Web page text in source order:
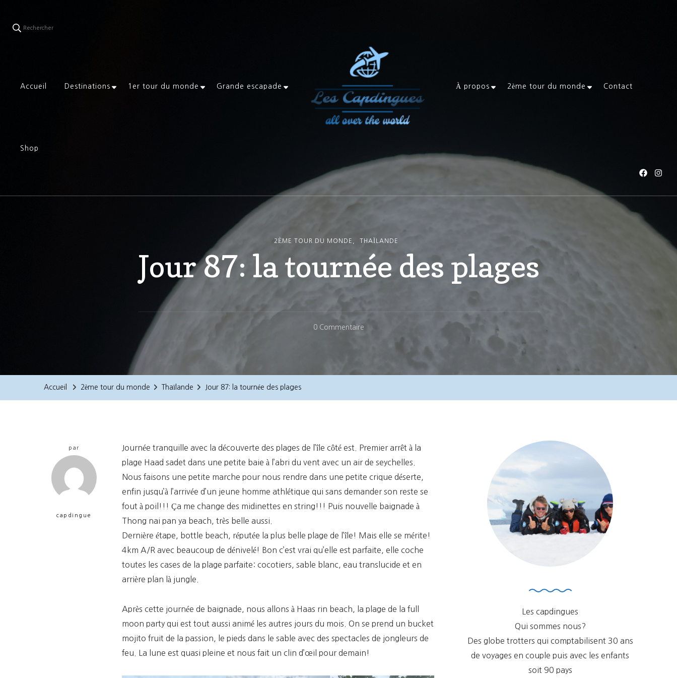
Rechercher
Accueil Destinations 1er tour du monde Grande escapade À propos 2ème tour du monde Contact
Shop
2ÈME TOUR DU MONDE THAÏLANDE
Jour 87: la tournée des plages
0 CommentaireSur
Des
Accueil 2ème tour du monde Thaïlande Jour 87: la tournée des plages
par
capdingue
Journée tranquille avec la découverte des plages de l’île côté est. Premier arrêt à la
plage Haad sadet dans une petite baie à l’abri du vent avec un air de seychelles.
Nous faisons une petite marche pour nous rendre dans une petite crique déserte,
enfin jusqu’à l’arrivée d’un jeune homme athlétique qui sans demander son reste se
fout à poil!!! Ça me change des midinettes en string!!! Puis nouvelle baignade à
Thong nai pan ya beach, très belle aussi.
Dernière étape, bottle beach, réputée la plus belle plage de l’île! Mais elle se mérite!
4km A/R avec beaucoup de dénivelé! Bon c’est vrai qu’elle est parfaite, elle coche
toutes les cases de la plage parfaite: cocotiers, sable blanc, eau translucide et en
arrière plan là jungle.
Après cette journée de baignade, nous allons à Haas rin beach, la plage de la full
moon party qui est tout aussi animé les autres jours du mois. On se prend un bucket
mojito fruit de la passion, le pieds dans le sable avec des spectacles de jongleurs de
feu. La lune est quasi pleine et nous fait un clin d’œil pour demain!
Les capdingues
Qui sommes nous?
Des globe trotters qui comptabilisent 30 ans
de voyages en couple puis avec les enfants
soit 90 pays